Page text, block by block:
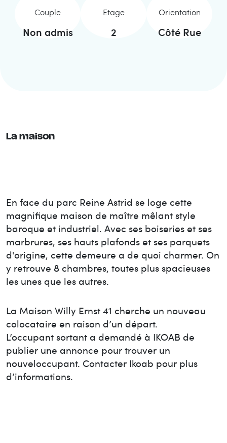
Couple
Non admis
Etage
2
Orientation
Côté Rue
La maison
En face du parc Reine Astrid se loge cette
magnifique maison de maître mêlant style
baroque et industriel. Avec ses boiseries et ses
marbrures, ses hauts plafonds et ses parquets
d'origine, cette demeure a de quoi charmer. On
y retrouve 8 chambres, toutes plus spacieuses
les unes que les autres.
La Maison Willy Ernst 41 cherche un nouveau
colocataire en raison d’un départ.
L’occupant sortant a demandé à IKOAB de
publier une annonce pour trouver un
nouveloccupant. Contacter Ikoab pour plus
d’informations.